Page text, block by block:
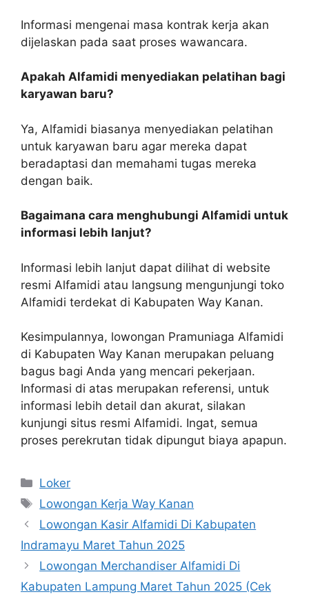
Informasi mengenai masa kontrak kerja akan
dijelaskan pada saat proses wawancara.
Apakah Alfamidi menyediakan pelatihan bagi
karyawan baru?
Ya, Alfamidi biasanya menyediakan pelatihan
untuk karyawan baru agar mereka dapat
beradaptasi dan memahami tugas mereka
dengan baik.
Bagaimana cara menghubungi Alfamidi untuk
informasi lebih lanjut?
Informasi lebih lanjut dapat dilihat di website
resmi Alfamidi atau langsung mengunjungi toko
Alfamidi terdekat di Kabupaten Way Kanan.
Kesimpulannya, lowongan Pramuniaga Alfamidi
di Kabupaten Way Kanan merupakan peluang
bagus bagi Anda yang mencari pekerjaan.
Informasi di atas merupakan referensi, untuk
informasi lebih detail dan akurat, silakan
kunjungi situs resmi Alfamidi. Ingat, semua
proses perekrutan tidak dipungut biaya apapun.
Kategori
Loker
Tag
Lowongan Kerja Way Kanan
Lowongan Kasir Alfamidi Di Kabupaten
Indramayu Maret Tahun 2025
Lowongan Merchandiser Alfamidi Di
Kabupaten Lampung Maret Tahun 2025 (Cek